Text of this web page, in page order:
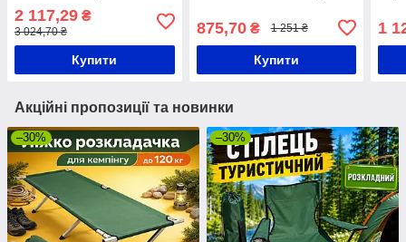
Стільці для пікніка
2 117,29 ₴
3 024,70 ₴
Купити
столик
875,70₴ 1 251 ₴
Купити
1
Акційні пропозиції та новинки
–30% –30%